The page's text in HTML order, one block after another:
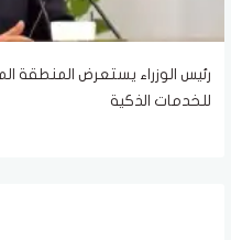
رئيس الوزراء يستعرض المنطقة
للخدمات الذكية